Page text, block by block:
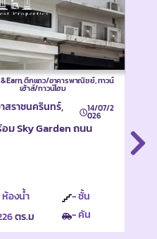
Earn,ตึกแถว/อาคารพาณิชย์,ทาวน์
เฮ้าส์/ทาวน์โฮม
สราชนครินทร์, 14/07/2
026
ม Sky Garden ถนน
องน้ำ
- ชั้น
ตร.ม - คัน
ตร.ว
เวอ